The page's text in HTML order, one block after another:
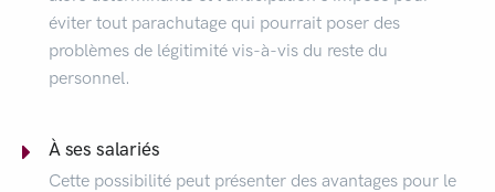
éviter tout parachutage qui pourrait poser des
problèmes de légitimité vis-à-vis du reste du
personnel.
À ses salariés
Cette possibilité peut présenter des avantages pour le